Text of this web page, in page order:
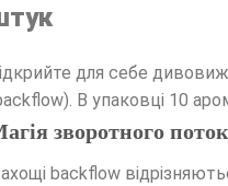
для себе
В упаковці 10
зворотного
backflow